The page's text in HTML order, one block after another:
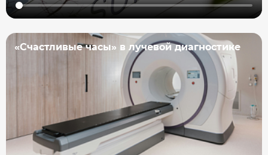
«Счастливые часы» в лучевой диагностике